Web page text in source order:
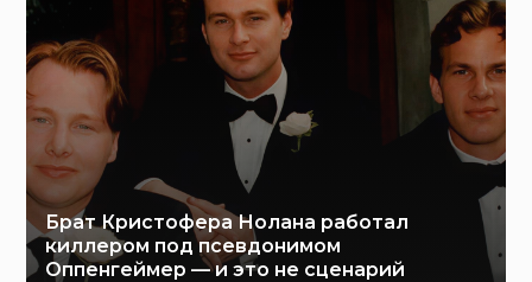
Брат Кристофера Нолана работал
киллером под псевдонимом
Оппенгеймер — и это не сценарий